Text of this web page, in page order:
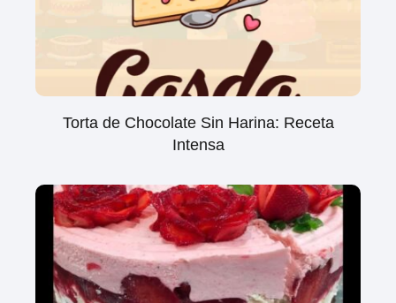
Torta de Chocolate Sin Harina: Receta
Intensa